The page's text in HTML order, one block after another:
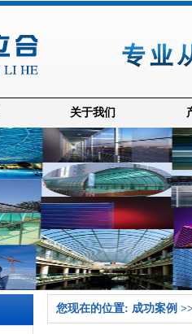
关于我们
您现在的位置: 成功案例